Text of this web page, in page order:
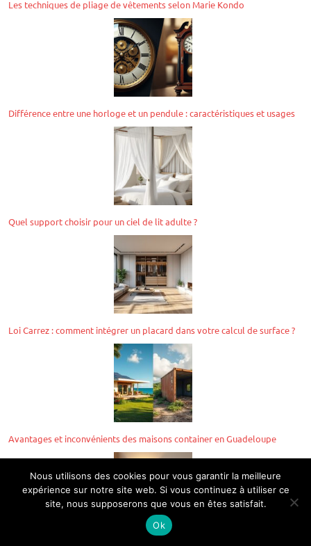
Les techniques de pliage de vêtements selon Marie Kondo
Différence entre une horloge et un pendule : caractéristiques et usages
Quel support choisir pour un ciel de lit adulte ?
Loi Carrez : comment intégrer un placard dans votre calcul de surface ?
Avantages et inconvénients des maisons container en Guadeloupe
Nous utilisons des cookies pour vous garantir la meilleure
expérience sur notre site web. Si vous continuez à utiliser ce
site, nous supposerons que vous en êtes satisfait.
Ok